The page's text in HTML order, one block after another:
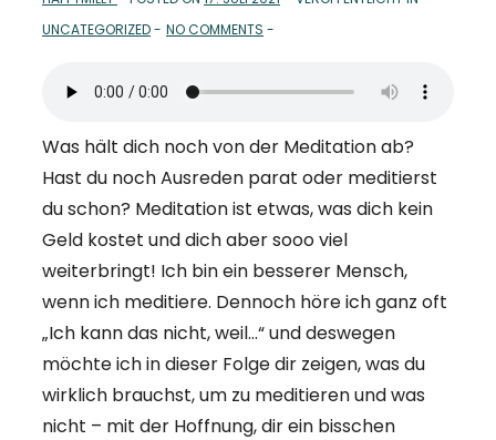
UNCATEGORIZED
NO COMMENTS
Was hält dich noch von der Meditation ab?
Hast du noch Ausreden parat oder meditierst
du schon? Meditation ist etwas, was dich kein
Geld kostet und dich aber sooo viel
weiterbringt! Ich bin ein besserer Mensch,
wenn ich meditiere. Dennoch höre ich ganz oft
„Ich kann das nicht, weil…“ und deswegen
möchte ich in dieser Folge dir zeigen, was du
wirklich brauchst, um zu meditieren und was
nicht – mit der Hoffnung, dir ein bisschen